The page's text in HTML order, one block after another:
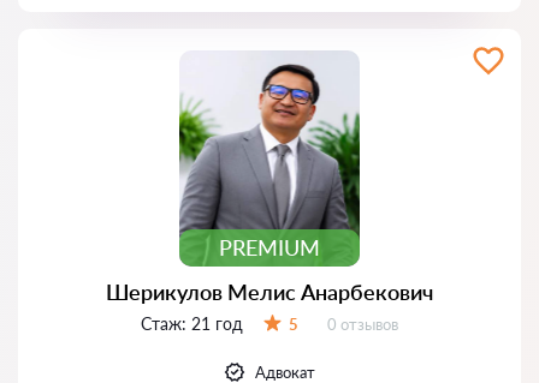
PREMIUM
Шерикулов Мелис Анарбекович
Стаж: 21 год 5 Отзывов:
0 отзывов
Адвокат